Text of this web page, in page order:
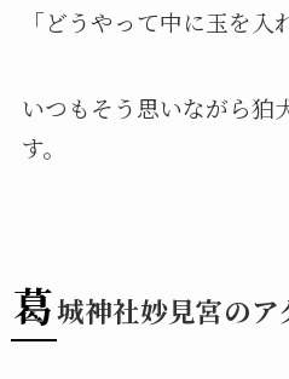
「どうやって中に玉を入
いつもそう思いながら狛
す。
葛城神社妙見宮のア